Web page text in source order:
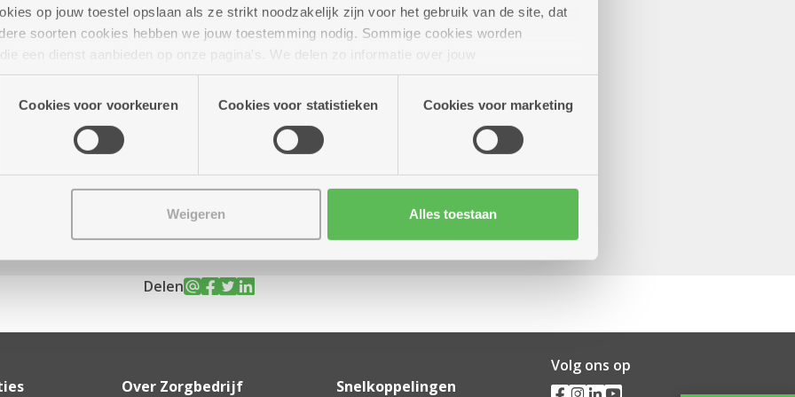
op jouw toestel opslaan als ze strikt noodzakelijk zijn voor het gebruik van de site, dat
soorten cookies hebben we jouw toestemming nodig. Sommige cookies worden
een dienst aanbieden op onze pagina's. We delen zo informatie over jouw
onze site voor social media, advertenties en analyse. Deze partners kunnen deze gegevens
die je aan hen verstrekte.
Cookies voor voorkeuren Cookies voor statistieken Cookies voor marketing
Weigeren Alles toestaan
ploeg
Delen
Over Zorgbedrijf
Snelkoppelingen
Volg ons op